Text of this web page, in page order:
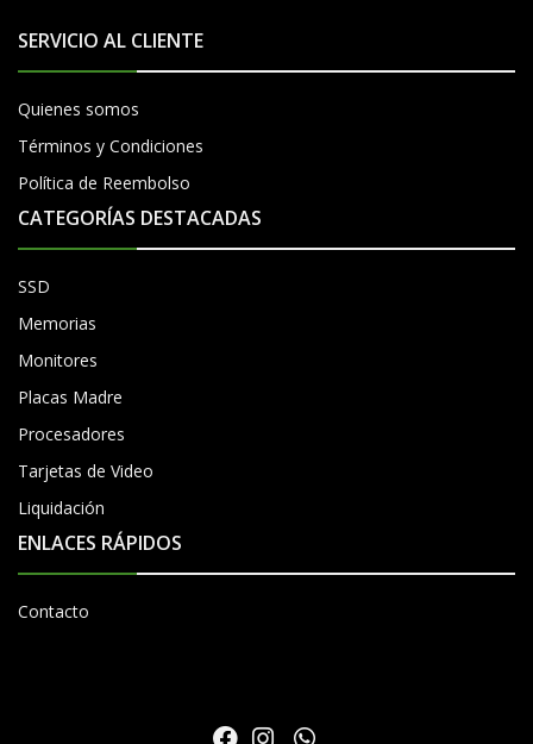
SERVICIO AL CLIENTE
Quienes somos
Términos y Condiciones
Política de Reembolso
CATEGORÍAS DESTACADAS
SSD
Memorias
Monitores
Placas Madre
Procesadores
Tarjetas de Video
Liquidación
ENLACES RÁPIDOS
Contacto